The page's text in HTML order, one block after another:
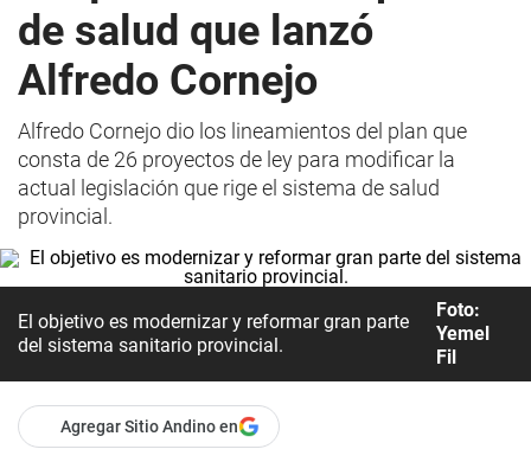
de salud que lanzó
Alfredo Cornejo
Alfredo Cornejo dio los lineamientos del plan que
consta de 26 proyectos de ley para modificar la
actual legislación que rige el sistema de salud
provincial.
El objetivo es modernizar y reformar gran parte
del sistema sanitario provincial.
Foto:
Yemel
Fil
Agregar Sitio Andino en